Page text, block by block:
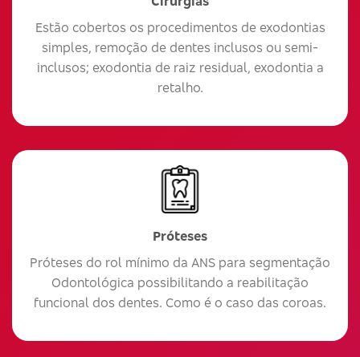
Estão cobertos os procedimentos de exodontias
simples, remoção de dentes inclusos ou semi-
inclusos; exodontia de raiz residual, exodontia a
retalho.
Próteses
Próteses do rol mínimo da ANS para segmentação
Odontológica possibilitando a reabilitação
funcional dos dentes. Como é o caso das coroas.